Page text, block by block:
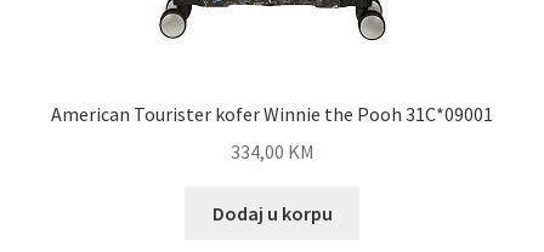
American Tourister kofer Winnie the Pooh 31C*09001
334,00 KM
Dodaj u korpu